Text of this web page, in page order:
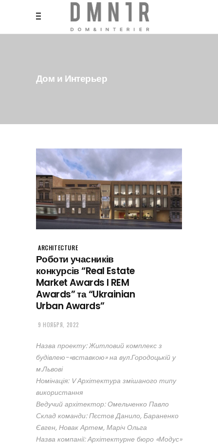
Дом и Интерьер
ARCHITECTURE
Роботи учасників
конкурсів “Real Estate
Market Awards I REM
Awards” та “Ukrainian
Urban Awards”
9 НОЯБРЯ, 2022
Назва проекту: Житловий комплекс з
будівлею-«вставкою» на вул.Городоцькій у
м.Львові
Номінація: V Архітектура змішаного типу
використання
Ведучий архітектор: Омельченко Павло
Склад команди: Пєстов Данило, Бараненко
Євген, Новак Артем, Маріч Ольга
Назва компанії: Архітектурне бюро «Модус»